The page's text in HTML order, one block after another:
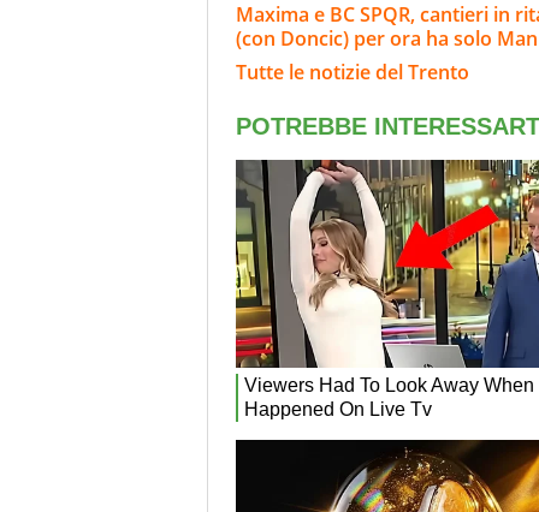
Maxima e BC SPQR, cantieri in
(con Doncic) per ora ha solo
Tutte le notizie del Trento